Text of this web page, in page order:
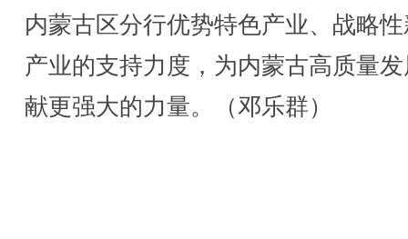
内蒙古区分行优势特色产业、战略
产业的支持力度，为内蒙古高质量
献更强大的力量。（邓乐群）